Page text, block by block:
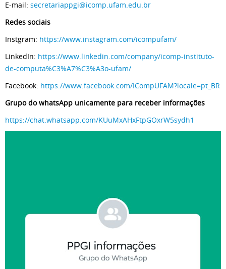
E-mail: secretariappgi@icomp.ufam.edu.br
Redes sociais
Instgram: https://www.instagram.com/icompufam/
LinkedIn: https://www.linkedin.com/company/icomp-instituto-
de-computa%C3%A7%C3%A3o-ufam/
Facebook: https://www.facebook.com/ICompUFAM?locale=pt_BR
Grupo do whatsApp unicamente para receber informações
https://chat.whatsapp.com/KUuMxAHxFtpGOxrW5sydh1